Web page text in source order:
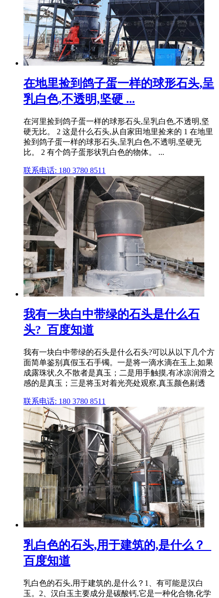
在地里捡到鸽子蛋一样的球形石头,呈
乳白色,不透明,坚硬 ...
在河里捡到鸽子蛋一样的球形石头,呈乳白色,不透明,坚
硬无比。 2 这是什么石头,从自家田地里捡来的 1 在地里
捡到鸽子蛋一样的球形石头,呈乳白色,不透明,坚硬无
比。 2 有个鸽子蛋形状乳白色的物体。 ...
联系电话: 180 3780 8511
我有一块白中带绿的石头是什么石
头?_百度知道
我有一块白中带绿的石头是什么石头?可以从以下几个方
面简单鉴别真假玉石手镯。一是将一滴水滴在玉上,如果
成露珠状,久不散者是真玉；二是用手触摸,有冰凉润滑之
感的是真玉；三是将玉对着光亮处观察,真玉颜色剔透
联系电话: 180 3780 8511
乳白色的石头,用于建筑的,是什么？_
百度知道
乳白色的石头,用于建筑的,是什么？1、有可能是汉白
玉。2、汉白玉主要成分是碳酸钙,它是一种化合物,化学